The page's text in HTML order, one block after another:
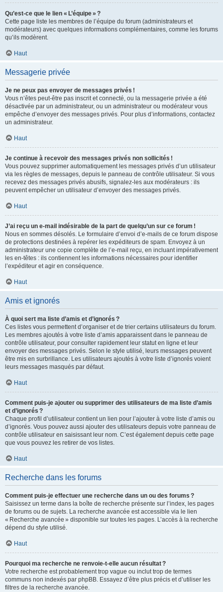
Qu’est-ce que le lien « L’équipe » ?
Cette page liste les membres de l’équipe du forum (administrateurs et
modérateurs) avec quelques informations complémentaires, comme les forums
qu’ils modèrent.
Haut
Messagerie privée
Je ne peux pas envoyer de messages privés !
Vous n’êtes peut-être pas inscrit et connecté, ou la messagerie privée a été
désactivée par un administrateur, ou un administrateur ou modérateur vous
empêche d’envoyer des messages privés. Pour plus d’informations, contactez
un administrateur.
Haut
Je continue à recevoir des messages privés non sollicités !
Vous pouvez supprimer automatiquement les messages privés d’un utilisateur
via les règles de messages, depuis le panneau de contrôle utilisateur. Si vous
recevez des messages privés abusifs, signalez-les aux modérateurs : ils
peuvent empêcher un utilisateur d’envoyer des messages privés.
Haut
J’ai reçu un e-mail indésirable de la part de quelqu’un sur ce forum !
Nous en sommes désolés. Le formulaire d’envoi d’e-mails de ce forum dispose
de protections destinées à repérer les expéditeurs de spam. Envoyez à un
administrateur une copie complète de l’e-mail reçu, en incluant impérativement
les en-têtes : ils contiennent les informations nécessaires pour identifier
l’expéditeur et agir en conséquence.
Haut
Amis et ignorés
À quoi sert ma liste d’amis et d’ignorés ?
Ces listes vous permettent d’organiser et de trier certains utilisateurs du forum.
Les membres ajoutés à votre liste d’amis apparaissent dans le panneau de
contrôle utilisateur, pour consulter rapidement leur statut en ligne et leur
envoyer des messages privés. Selon le style utilisé, leurs messages peuvent
être mis en surbrillance. Les utilisateurs ajoutés à votre liste d’ignorés voient
leurs messages masqués par défaut.
Haut
Comment puis-je ajouter ou supprimer des utilisateurs de ma liste d’amis
et d’ignorés ?
Chaque profil d’utilisateur contient un lien pour l’ajouter à votre liste d’amis ou
d’ignorés. Vous pouvez aussi ajouter des utilisateurs depuis votre panneau de
contrôle utilisateur en saisissant leur nom. C’est également depuis cette page
que vous pouvez les retirer de vos listes.
Haut
Recherche dans les forums
Comment puis-je effectuer une recherche dans un ou des forums ?
Saisissez un terme dans la boîte de recherche présente sur l’index, les pages
de forums ou de sujets. La recherche avancée est accessible via le lien
« Recherche avancée » disponible sur toutes les pages. L’accès à la recherche
dépend du style utilisé.
Haut
Pourquoi ma recherche ne renvoie-t-elle aucun résultat ?
Votre recherche est probablement trop vague ou inclut trop de termes
communs non indexés par phpBB. Essayez d’être plus précis et d’utiliser les
filtres de la recherche avancée.